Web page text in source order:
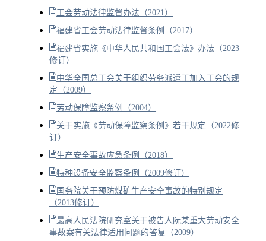
工会劳动法律监督办法（2021）
福建省工会劳动法律监督条例（2017）
福建省实施《中华人民共和国工会法》办法（2023
修订）
中华全国总工会关于组织劳务派遣工加入工会的规
定（2009）
劳动保障监察条例（2004）
关于实施《劳动保障监察条例》若干规定（2022修
订）
生产安全事故应急条例（2018）
特种设备安全监察条例（2009修订）
国务院关于预防煤矿生产安全事故的特别规定
（2013修订）
最高人民法院研究室关于被告人阮某重大劳动安全
事故案有关法律适用问题的答复（2009）